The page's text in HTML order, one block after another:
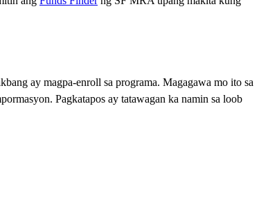
ay magpa-enroll sa programa. Magagawa mo ito sa
Pagkatapos ay tatawagan ka namin sa loob